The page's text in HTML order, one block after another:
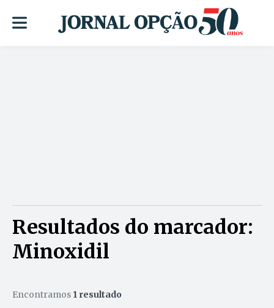
Resultados do marcador:
Minoxidil
Encontramos 1 resultado